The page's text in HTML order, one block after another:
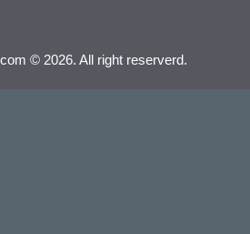
© 2026. All right reserverd.